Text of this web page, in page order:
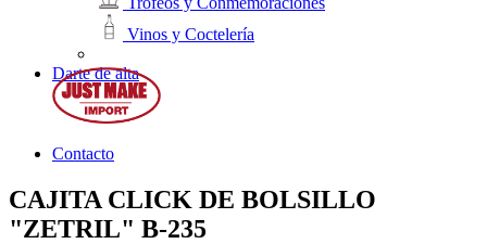
Vinos y Coctelería
Darte de alta
Contacto
CAJITA CLICK DE BOLSILLO
"ZETRIL" B-235